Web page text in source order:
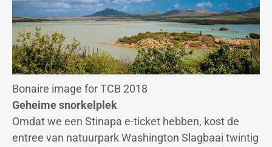
Bonaire image for TCB 2018
Geheime snorkelplek
Omdat we een Stinapa e-ticket hebben, kost de
entree van natuurpark Washington Slagbaai twintig